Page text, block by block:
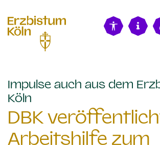
Impulse auch aus dem
Köln
DBK
Arbeitshilfe zum